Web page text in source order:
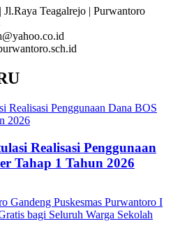
Teagalrejo | Purwantoro
Realisasi Penggunaan
Tahap 1 Tahun 2026